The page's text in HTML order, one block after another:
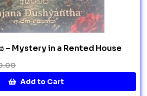
Mystery in a Rented House
Add to Cart